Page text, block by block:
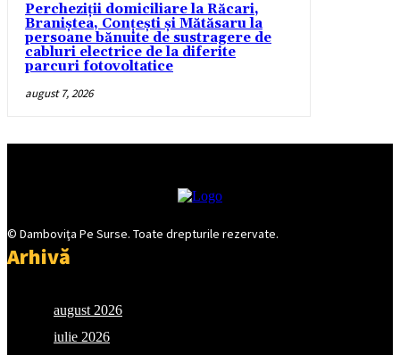
Percheziții domiciliare la Răcari,
Braniștea, Conțești și Mătăsaru la
persoane bănuite de sustragere de
cabluri electrice de la diferite
parcuri fotovoltatice
august 7, 2026
© Damboviţa Pe Surse. Toate drepturile rezervate.
Arhivă
august 2026
iulie 2026